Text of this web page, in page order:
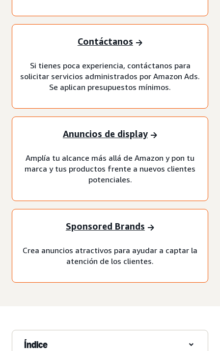
Contáctanos
Si tienes poca experiencia, contáctanos para
solicitar servicios administrados por Amazon Ads.
Se aplican presupuestos mínimos.
Anuncios de display
Amplía tu alcance más allá de Amazon y pon tu
marca y tus productos frente a nuevos clientes
potenciales.
Sponsored Brands
Crea anuncios atractivos para ayudar a captar la
atención de los clientes.
Índice